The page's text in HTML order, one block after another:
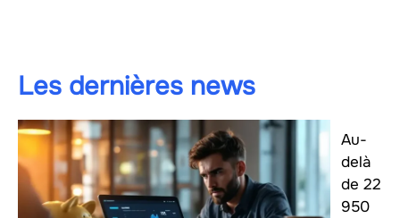
Les dernières news
Au-
delà
de 22
950